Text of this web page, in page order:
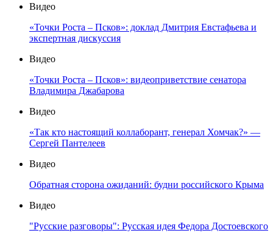
Видео
«Точки Роста – Псков»: доклад Дмитрия Евстафьева и
экспертная дискуссия
Видео
«Точки Роста – Псков»: видеоприветствие сенатора
Владимира Джабарова
Видео
«Так кто настоящий коллаборант, генерал Хомчак?» —
Сергей Пантелеев
Видео
Обратная сторона ожиданий: будни российского Крыма
Видео
"Русские разговоры": Русская идея Федора Достоевского